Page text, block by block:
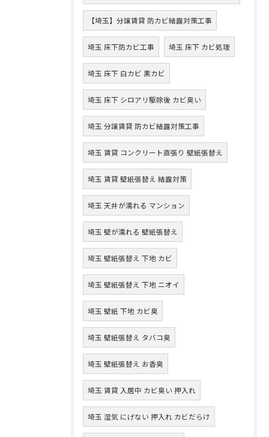
【埼玉】分譲賃貸 防カビ結露対策工事
埼玉 床下防カビ工事 埼玉 床下 カビ処理
埼玉 床下 白カビ 黒カビ
埼玉 床下 シロアリ駆除後 カビ臭い
埼玉 分譲賃貸 防カビ結露対策工事
埼玉 賃貸 コンクリート直張り 壁紙張替え
埼玉 賃貸 壁紙張替え 結露対策
埼玉 天井が濡れる マンション
埼玉 壁が濡れる 壁紙張替え
埼玉 壁紙張替え 下地 カビ
埼玉 壁紙張替え 下地 ニオイ
埼玉 壁紙 下地 カビ臭
埼玉 壁紙張替え タバコ臭
埼玉 壁紙張替え お香臭
埼玉 賃貸 入居中 カビ臭い 押入れ
埼玉 湿気 にげない 押入れ カビだらけ